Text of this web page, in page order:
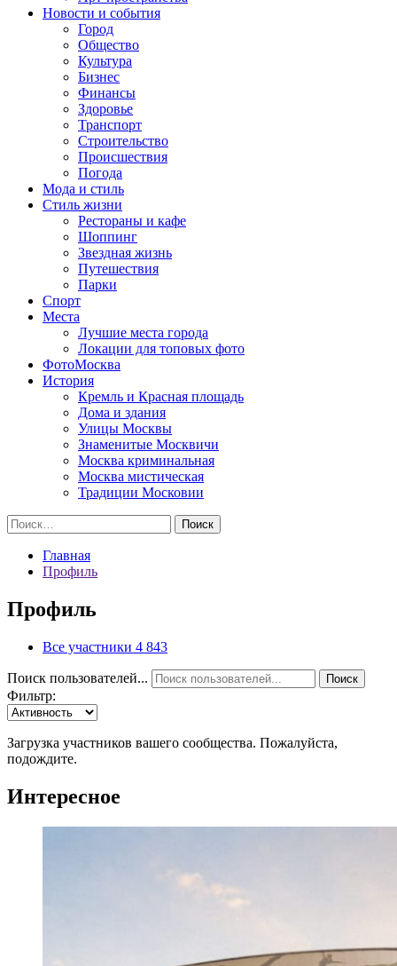
Новости и события
Город
Общество
Культура
Бизнес
Финансы
Здоровье
Транспорт
Строительство
Происшествия
Погода
Мода и стиль
Стиль жизни
Рестораны и кафе
Шоппинг
Звездная жизнь
Путешествия
Парки
Спорт
Места
Лучшие места города
Локации для топовых фото
ФотоМосква
История
Кремль и Красная площадь
Дома и здания
Улицы Москвы
Знаменитые Москвичи
Москва криминальная
Москва мистическая
Традиции Московии
Найти:
Главная
Профиль
Профиль
Все участники 4 843
Поиск пользователей... Поиск
Фильтр:
Загрузка участников вашего сообщества. Пожалуйста,
подождите.
Интересное